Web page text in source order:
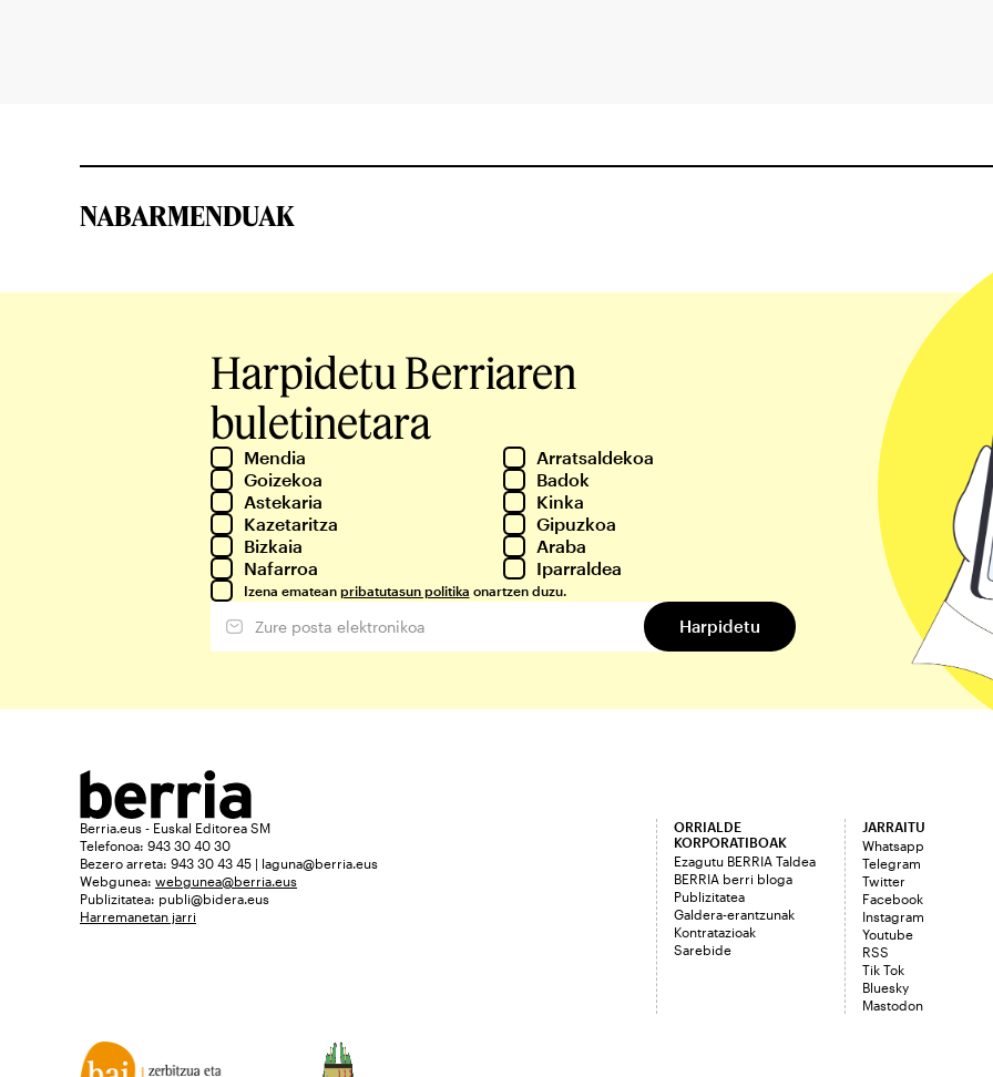
NABARMENDUAK
Harpidetu Berriaren
buletinetara
Mendia
Arratsaldekoa
Goizekoa
Badok
Astekaria
Kinka
Kazetaritza
Gipuzkoa
Bizkaia
Araba
Nafarroa
Iparraldea
Izena ematean pribatutasun politika onartzen duzu.
Berria.eus - Euskal Editorea SM
Telefonoa: 943 30 40 30
Bezero arreta: 943 30 43 45 | laguna@berria.eus
Webgunea: webgunea@berria.eus
Publizitatea: publi@bidera.eus
Harremanetan jarri
ORRIALDE
KORPORATIBOAK
Ezagutu BERRIA Taldea
BERRIA berri bloga
Publizitatea
Galdera-erantzunak
Kontratazioak
Sarebide
JARRAITU
Whatsapp
Telegram
Twitter
Facebook
Instagram
Youtube
RSS
Tik Tok
Bluesky
Mastodon